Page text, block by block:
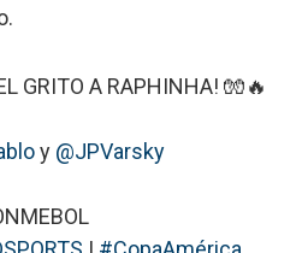
GRITO A RAPHINHA! 🧤🔥
y @JPVarsky